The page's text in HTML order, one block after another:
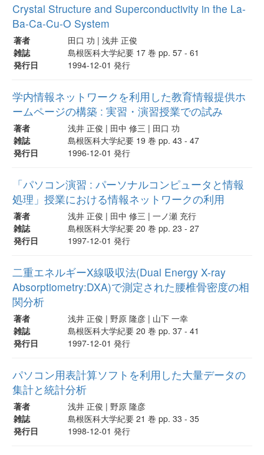
Crystal Structure and Superconductivity in the La-
Ba-Ca-Cu-O System
著者
田口 功 | 浅井 正俊
雑誌
島根医科大学紀要 17 巻 pp. 57 - 61
発行日
1994-12-01 発行
学内情報ネットワークを利用した教育情報提供ホ
ームページの構築 : 実習・演習授業での試み
著者
浅井 正俊 | 田中 修三 | 田口 功
雑誌
島根医科大学紀要 19 巻 pp. 43 - 47
発行日
1996-12-01 発行
「パソコン演習 : パーソナルコンピュータと情報
処理」授業における情報ネットワークの利用
著者
浅井 正俊 | 田中 修三 | 一ノ瀬 充行
雑誌
島根医科大学紀要 20 巻 pp. 23 - 27
発行日
1997-12-01 発行
二重エネルギーX線吸収法(Dual Energy X-ray
Absorptiometry:DXA)で測定された腰椎骨密度の相
関分析
著者
浅井 正俊 | 野原 隆彦 | 山下 一幸
雑誌
島根医科大学紀要 20 巻 pp. 37 - 41
発行日
1997-12-01 発行
パソコン用表計算ソフトを利用した大量データの
集計と統計分析
著者
浅井 正俊 | 野原 隆彦
雑誌
島根医科大学紀要 21 巻 pp. 33 - 35
発行日
1998-12-01 発行